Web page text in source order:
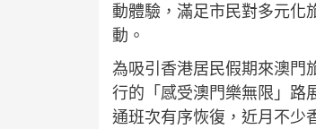
動體驗，滿足市民對多元化
動。
為吸引香港居民假期來澳門
行的「感受澳門樂無限」路
通班次有序恢復，近月不少